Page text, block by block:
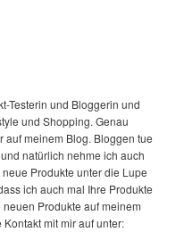
Testerin und Bloggerin und
und Shopping. Genau
meinem Blog. Bloggen tue
natürlich nehme ich auch
Produkte unter die Lupe
ich auch mal Ihre Produkte
Produkte auf meinem
mit mir auf unter: